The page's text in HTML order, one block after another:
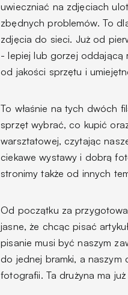
uwieczniać na zdjęciach
zbędnych problemów. To
zdjęcia do sieci. Już od
- lepiej lub gorzej oddającą
od jakości sprzętu i
To właśnie na tych dwóch
sprzęt wybrać, co kupić
warsztatowej, czytając
ciekawe wystawy i dobrą
stronimy także od innych
Od początku za
jasne, że chcąc pisać
pisanie musi być naszym
do jednej bramki, a naszym
fotografii. Ta drużyna ma